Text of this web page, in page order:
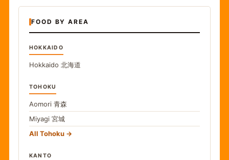
FOOD BY AREA
HOKKAIDO
Hokkaido 北海道
TOHOKU
Aomori 青森
Miyagi 宮城
All Tohoku
KANTO